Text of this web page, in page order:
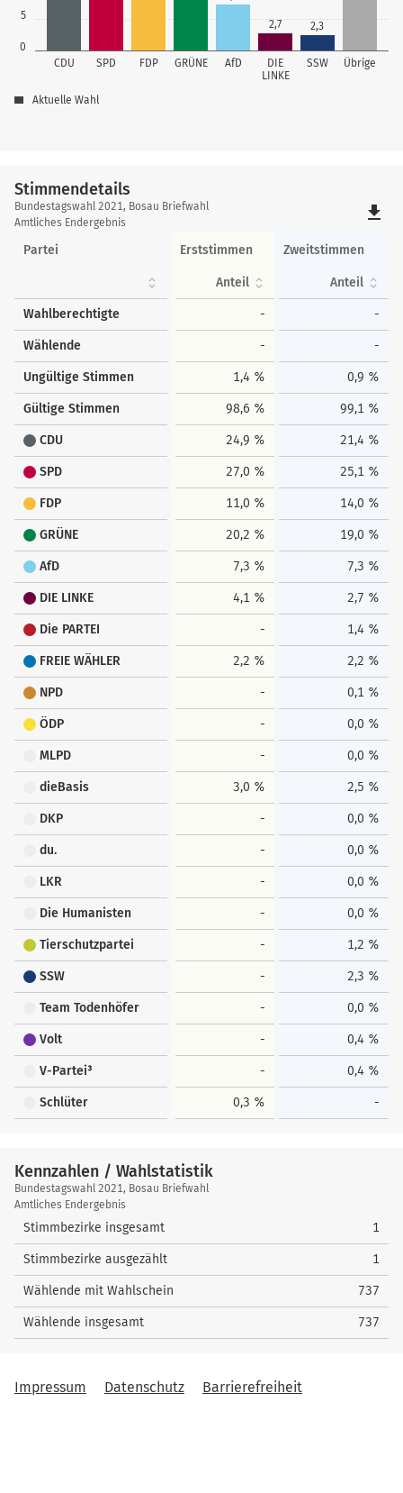
0
5
CDU SPD FDP GRÜNE AfD
DIE
LINKE
SSW Übrige
2,7 2,3
Aktuelle Wahl
Stimmendetails
Stimmendetails
Bundestagswahl 2021, Bosau Briefwahl
Amtliches Endergebnis
file_download
Partei Erststimmen Zweitstimmen
Anteil Anteil
Wahlberechtigte - -
Wählende - -
Ungültige Stimmen 1,4 % 0,9 %
Gültige Stimmen 98,6 % 99,1 %
CDU 24,9 % 21,4 %
SPD 27,0 % 25,1 %
FDP 11,0 % 14,0 %
GRÜNE 20,2 % 19,0 %
AfD 7,3 % 7,3 %
DIE LINKE 4,1 % 2,7 %
Die PARTEI - 1,4 %
FREIE WÄHLER 2,2 % 2,2 %
NPD - 0,1 %
ÖDP - 0,0 %
MLPD - 0,0 %
dieBasis 3,0 % 2,5 %
DKP - 0,0 %
du. - 0,0 %
LKR - 0,0 %
Die Humanisten - 0,0 %
Tierschutzpartei - 1,2 %
SSW - 2,3 %
Team Todenhöfer - 0,0 %
Volt - 0,4 %
V-Partei³ - 0,4 %
Schlüter 0,3 % -
Kennzahlen / Wahlstatistik
Kennzahlen
/
Wahlstatistik
Bundestagswahl 2021, Bosau Briefwahl
Amtliches Endergebnis
Stimmbezirke insgesamt 1
Stimmbezirke ausgezählt 1
Wählende mit Wahlschein 737
Wählende insgesamt 737
Impressum Datenschutz Barrierefreiheit